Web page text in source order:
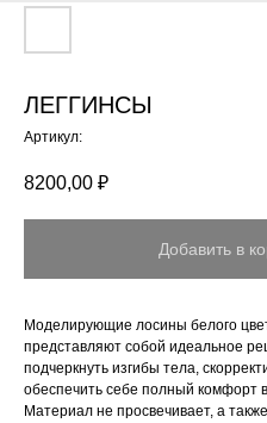
ЛЕГГИНСЫ
Артикул:
8200,00 ₽
Добавить в
Моделирующие лосины белого
представляют собой идеальное
подчеркнуть изгибы тела,
обеспечить себе полный комфорт
Материал не просвечивает, а